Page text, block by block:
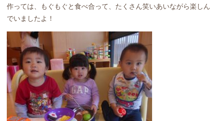
作っては、もぐもぐと食べ合って、たくさん笑いあいながら楽しん
でいましたよ！